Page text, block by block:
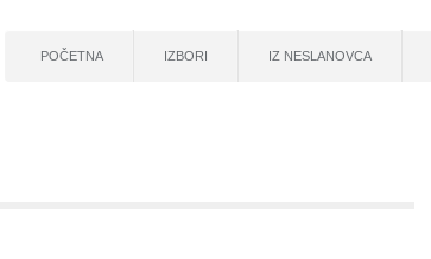
POČETNA IZBORI IZ NESLANOVCA